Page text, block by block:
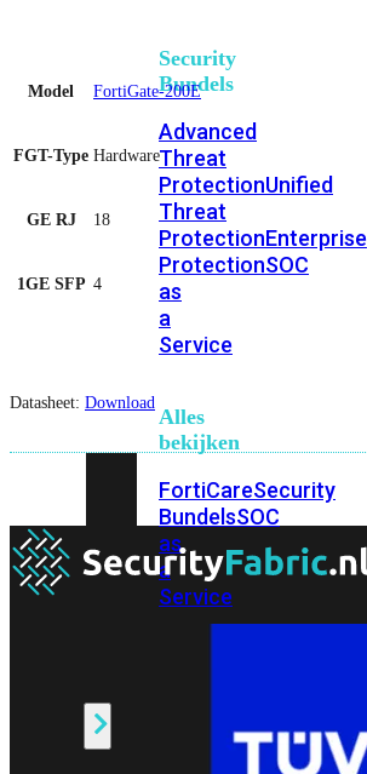
Security
Bundels
Advanced
Threat
ProtectionUnified
Threat
ProtectionEnterprise
ProtectionSOC
as
a
Service
Alles
bekijken
FortiCareSecurity
BundelsSOC
as
a
Service
Model FortiGate-200E
FGT-Type Hardware
GE RJ 18
1GE SFP 4
Datasheet: Download